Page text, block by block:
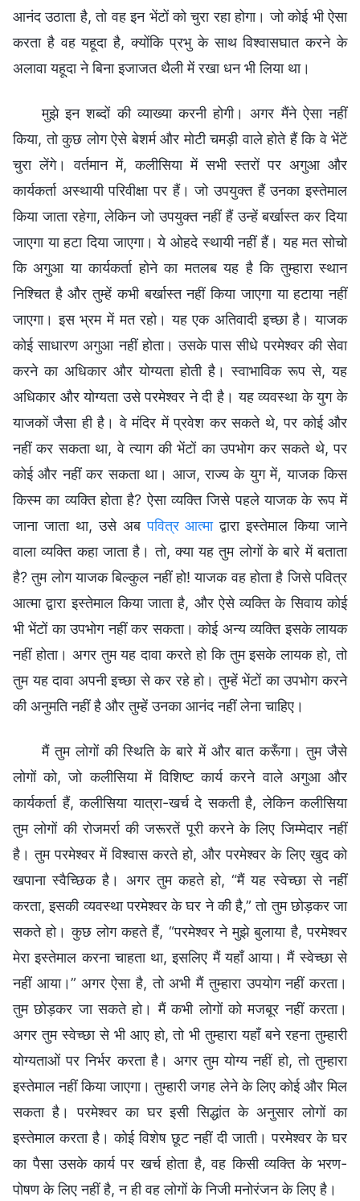
आनंद उठाता है, तो वह इन भेंटों को चुरा रहा होगा। जो कोई भी ऐसा
करता है वह यहूदा है, क्योंकि प्रभु के साथ विश्वासघात करने के
अलावा यहूदा ने बिना इजाजत थैली में रखा धन भी लिया था।
मुझे इन शब्दों की व्याख्या करनी होगी। अगर मैंने ऐसा नहीं
किया, तो कुछ लोग ऐसे बेशर्म और मोटी चमड़ी वाले होते हैं कि वे भेंटें
चुरा लेंगे। वर्तमान में, कलीसिया में सभी स्तरों पर अगुआ और
कार्यकर्ता अस्थायी परिवीक्षा पर हैं। जो उपयुक्त हैं उनका इस्तेमाल
किया जाता रहेगा, लेकिन जो उपयुक्त नहीं हैं उन्हें बर्खास्त कर दिया
जाएगा या हटा दिया जाएगा। ये ओहदे स्थायी नहीं हैं। यह मत सोचो
कि अगुआ या कार्यकर्ता होने का मतलब यह है कि तुम्हारा स्थान
निश्चित है और तुम्हें कभी बर्खास्त नहीं किया जाएगा या हटाया नहीं
जाएगा। इस भ्रम में मत रहो। यह एक अतिवादी इच्छा है। याजक
कोई साधारण अगुआ नहीं होता। उसके पास सीधे परमेश्वर की सेवा
करने का अधिकार और योग्यता होती है। स्वाभाविक रूप से, यह
अधिकार और योग्यता उसे परमेश्वर ने दी है। यह व्यवस्था के युग के
याजकों जैसा ही है। वे मंदिर में प्रवेश कर सकते थे, पर कोई और
नहीं कर सकता था, वे त्याग की भेंटों का उपभोग कर सकते थे, पर
कोई और नहीं कर सकता था। आज, राज्य के युग में, याजक किस
किस्म का व्यक्ति होता है? ऐसा व्यक्ति जिसे पहले याजक के रूप में
जाना जाता था, उसे अबपवित्र आत्माद्वारा इस्तेमाल किया जाने
वाला व्यक्ति कहा जाता है। तो, क्या यह तुम लोगों के बारे में बताता
है? तुम लोग याजक बिल्कुल नहीं हो! याजक वह होता है जिसे पवित्र
आत्मा द्वारा इस्तेमाल किया जाता है, और ऐसे व्यक्ति के सिवाय कोई
भी भेंटों का उपभोग नहीं कर सकता। कोई अन्य व्यक्ति इसके लायक
नहीं होता। अगर तुम यह दावा करते हो कि तुम इसके लायक हो, तो
तुम यह दावा अपनी इच्छा से कर रहे हो। तुम्हें भेंटों का उपभोग करने
की अनुमति नहीं है और तुम्हें उनका आनंद नहीं लेना चाहिए।
मैं तुम लोगों की स्थिति के बारे में और बात करूँगा। तुम जैसे
लोगों को, जो कलीसिया में विशिष्ट कार्य करने वाले अगुआ और
कार्यकर्ता हैं, कलीसिया यात्रा-खर्च दे सकती है, लेकिन कलीसिया
तुम लोगों की रोजमर्रा की जरूरतें पूरी करने के लिए जिम्मेदार नहीं
है। तुम परमेश्वर में विश्वास करते हो, और परमेश्वर के लिए खुद को
खपाना स्वैच्छिक है। अगर तुम कहते हो, “मैं यह स्वेच्छा से नहीं
करता, इसकी व्यवस्था परमेश्वर के घर ने की है,” तो तुम छोड़कर जा
सकते हो। कुछ लोग कहते हैं, “परमेश्वर ने मुझे बुलाया है, परमेश्वर
मेरा इस्तेमाल करना चाहता था, इसलिए मैं यहाँ आया। मैं स्वेच्छा से
नहीं आया।” अगर ऐसा है, तो अभी मैं तुम्हारा उपयोग नहीं करता।
तुम छोड़कर जा सकते हो। मैं कभी लोगों को मजबूर नहीं करता।
अगर तुम स्वेच्छा से भी आए हो, तो भी तुम्हारा यहाँ बने रहना तुम्हारी
योग्यताओं पर निर्भर करता है। अगर तुम योग्य नहीं हो, तो तुम्हारा
इस्तेमाल नहीं किया जाएगा। तुम्हारी जगह लेने के लिए कोई और मिल
सकता है। परमेश्वर का घर इसी सिद्धांत के अनुसार लोगों का
इस्तेमाल करता है। कोई विशेष छूट नहीं दी जाती। परमेश्वर के घर
का पैसा उसके कार्य पर खर्च होता है, वह किसी व्यक्ति के भरण-
पोषण के लिए नहीं है, न ही वह लोगों के निजी मनोरंजन के लिए है।